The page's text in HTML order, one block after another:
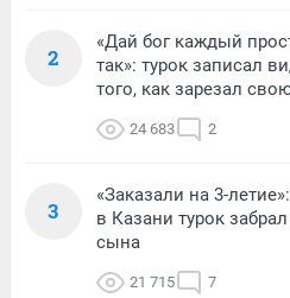
2
«Дай бог каждый
так»: турок записал
того, как зарезал
24 683 2
3
«Заказали на 3-
в Казани турок
сына
21 715 7